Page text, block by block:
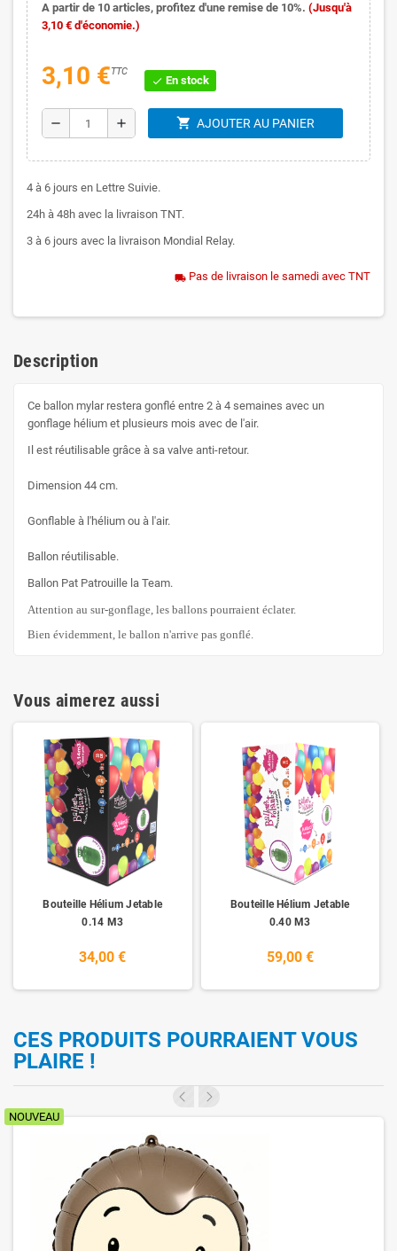
A partir de 10 articles, profitez d'une remise de 10%. (Jusqu'à
3,10 € d'économie.)
3,10 €TTC
check En stock
remove add shopping_cart AJOUTER AU PANIER
4 à 6 jours en Lettre Suivie.
24h à 48h avec la livraison TNT.
3 à 6 jours avec la livraison Mondial Relay.
local_shipping Pas de livraison le samedi avec TNT
Description
Ce ballon mylar restera gonflé entre 2 à 4 semaines avec un
gonflage hélium et plusieurs mois avec de l'air.
Il est réutilisable grâce à sa valve anti-retour.
Dimension 44 cm.
Gonflable à l'hélium ou à l'air.
Ballon réutilisable.
Ballon Pat Patrouille la Team.
Attention au sur-gonflage, les ballons pourraient éclater.
Bien évidemment, le ballon n'arrive pas gonflé.
Vous aimerez aussi
Bouteille Hélium Jetable
0.14 M3
34,00 €
Bouteille Hélium Jetable
0.40 M3
59,00 €
CES PRODUITS POURRAIENT VOUS
PLAIRE !
NOUVEAU